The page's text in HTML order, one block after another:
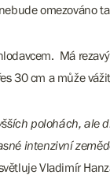
omezováno
Má
30 cm a může
polohách, ale
intenzivní
Vladimír